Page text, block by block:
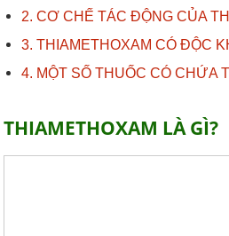
CƠ CHẾ TÁC ĐỘNG CỦA
THIAMETHOXAM CÓ ĐỘC
MỘT SỐ THUỐC CÓ CHỨA
THIAMETHOXAM LÀ GÌ?